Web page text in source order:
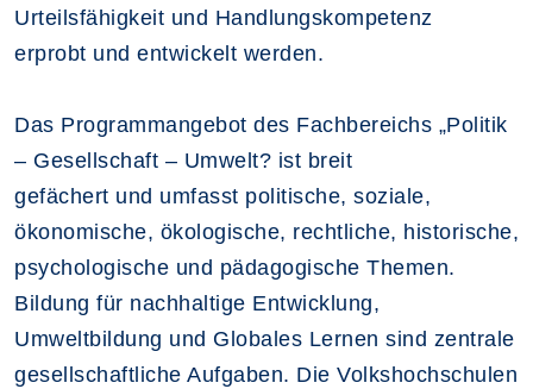
Urteilsfähigkeit und Handlungskompetenz
erprobt und entwickelt werden.
Das Programmangebot des Fachbereichs „Politik
– Gesellschaft – Umwelt? ist breit
gefächert und umfasst politische, soziale,
ökonomische, ökologische, rechtliche, historische,
psychologische und pädagogische Themen.
Bildung für nachhaltige Entwicklung,
Umweltbildung und Globales Lernen sind zentrale
gesellschaftliche Aufgaben. Die Volkshochschulen